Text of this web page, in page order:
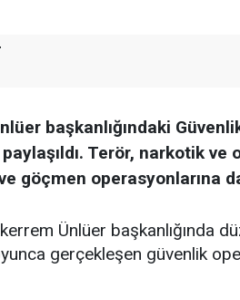
başkanlığındaki
Terör, narkotik
göçmen operasyonlarına
Ünlüer başkanlığında
gerçekleşen güvenlik